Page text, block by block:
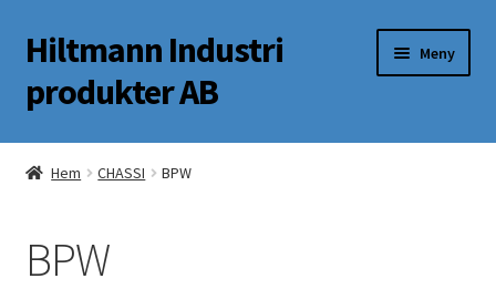
Hoppa
till
navigering
Hoppa
till
innehåll
Hiltmann Industri
produkter AB
Meny
Butik
Mitt Konto
Hem CHASSI BPW
BPW